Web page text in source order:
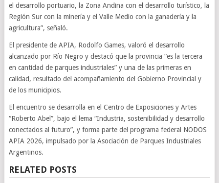
el desarrollo portuario, la Zona Andina con el desarrollo turístico, la
Región Sur con la minería y el Valle Medio con la ganadería y la
agricultura”, señaló.
El presidente de APIA, Rodolfo Games, valoró el desarrollo
alcanzado por Río Negro y destacó que la provincia “es la tercera
en cantidad de parques industriales” y una de las primeras en
calidad, resultado del acompañamiento del Gobierno Provincial y
de los municipios.
El encuentro se desarrolla en el Centro de Exposiciones y Artes
“Roberto Abel”, bajo el lema “Industria, sostenibilidad y desarrollo
conectados al futuro”, y forma parte del programa federal NODOS
APIA 2026, impulsado por la Asociación de Parques Industriales
Argentinos.
RELATED POSTS